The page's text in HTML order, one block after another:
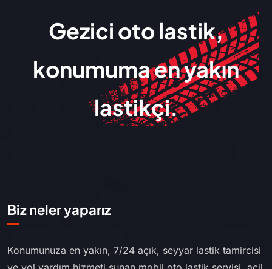
Gezici oto lastik,
konumuma en yakın
lastikçi.
Biz neler yaparız
Konumunuza en yakın, 7/24 açık, seyyar lastik tamircisi